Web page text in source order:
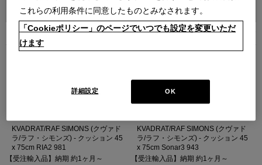
2件あります
KVADRAT/RAF SIMONS (クヴァド
ラ/ラフ・シモンズ) - クッション 45
x 75cm RIA2 981
【受注輸入品】納期 約1ヶ月～
KVADRAT/RAF SIMONS (クヴァド
ラ/ラフ・シモンズ) - クッション 45
x 75cm Sonar3 943
【受注輸入品】納期 約1ヶ月～
これらの利用条件に同意したものとみなされます。
「Cookieポリシー」のページでいつでも設定を変更いただ
けます
OK
詳細設定